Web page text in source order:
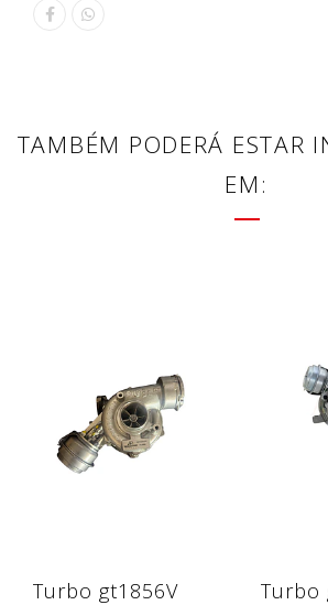
TAMBÉM PODERÁ ESTAR
EM:
Turbo gt1856V
Turbo